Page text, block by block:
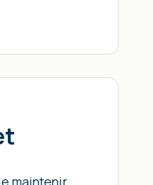
maintenir